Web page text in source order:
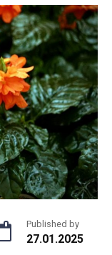
Published by
27.01.2025